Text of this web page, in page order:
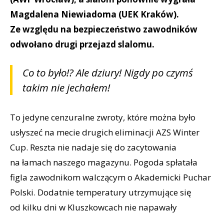
Magdalena Niewiadoma (UEK Kraków).
Ze względu na bezpieczeństwo zawodników
odwołano drugi przejazd slalomu.
Co to było!? Ale dziury! Nigdy po czymś
takim nie jechałem!
To jedyne cenzuralne zwroty, które można było
usłyszeć na mecie drugich eliminacji AZS Winter
Cup. Reszta nie nadaje się do zacytowania
na łamach naszego magazynu. Pogoda spłatała
figla zawodnikom walczącym o Akademicki Puchar
Polski. Dodatnie temperatury utrzymujące się
od kilku dni w Kluszkowcach nie napawały